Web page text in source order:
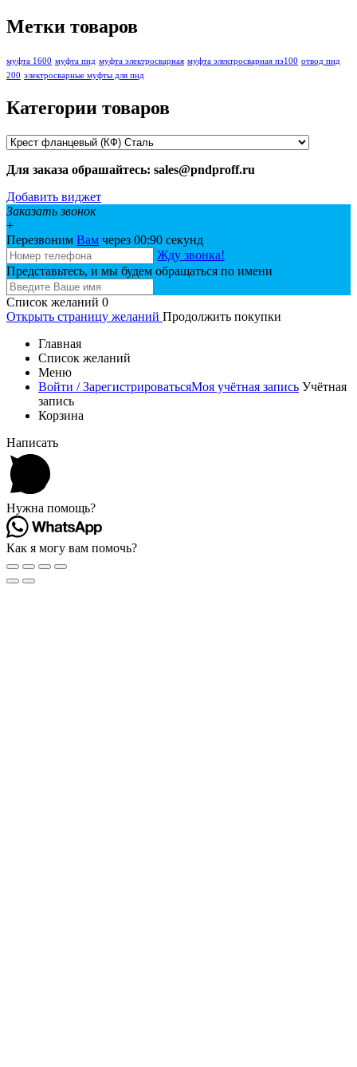
Метки товаров
муфта 1600 муфта пнд муфта электросварная муфта электросварная пэ100 отвод пнд
200 электросварные муфты для пнд
Категории товаров
Для заказа обрашайтесь: sales@pndproff.ru
Добавить виджет
Заказать звонок
+
Перезвоним Вам через 00:90 секунд
Жду звонка!
Представьтесь, и мы будем обращаться по имени
Список желаний 0
Открыть страницу желаний Продолжить покупки
Главная
Список желаний
Меню
Войти / ЗарегистрироватьсяМоя учётная запись Учётная
запись
Корзина
Написать
Нужна помощь?
Как я могу вам помочь?